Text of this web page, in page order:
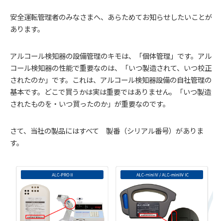
安全運転管理者のみなさまへ、あらためてお知らせしたいことが
あります。
アルコール検知器の設備管理のキモは、「個体管理」です。アル
コール検知器の性能で重要なのは、「いつ製造されて、いつ校正
されたのか」です。これは、アルコール検知器設備の自社管理の
基本です。どこで買うかは実は重要ではありません。「いつ製造
されたものを・いつ買ったのか」が重要なのです。
さて、当社の製品にはすべて 製番（シリアル番号）がありま
す。